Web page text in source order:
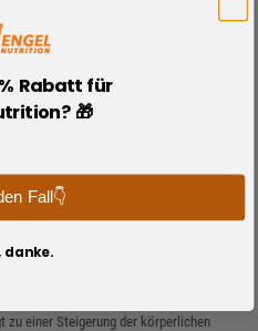
die besten FIBO Neuheiten für Athleten
Mit Koffein angereicherte Energy
sie können auch den Stoffwechsel und
unterwegs ist und deshalb einen Snack
Engel die besten FIBO Neuheiten,
sondern auch ein Maximum an Eiweiß
zu einer Steigerung der körperlichen
Rabatt für
🎁
Fall👇
danke.